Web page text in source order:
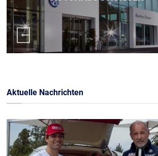
Aktuelle Nachrichten